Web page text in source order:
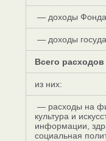
— доходы Фонда
— доходы
Всего расходов
из них:
— расходы на
культура и
информации,
социальная